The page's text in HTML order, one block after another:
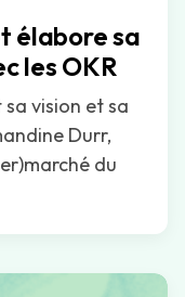
élabore sa
les OKR
vision et sa
Durr,
du